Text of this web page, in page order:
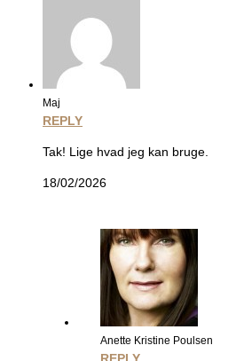
Maj
REPLY
Tak! Lige hvad jeg kan bruge.
18/02/2026
Anette Kristine Poulsen